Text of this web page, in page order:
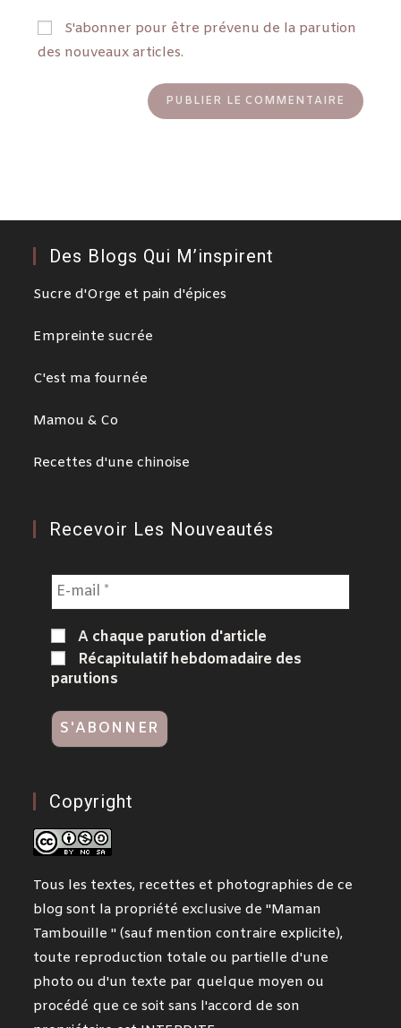
S'abonner pour être prévenu de la parution
des nouveaux articles.
Des Blogs Qui M’inspirent
Sucre d'Orge et pain d'épices
Empreinte sucrée
C'est ma fournée
Mamou & Co
Recettes d'une chinoise
Recevoir Les Nouveautés
A chaque parution d'article
Récapitulatif hebdomadaire des
parutions
Copyright
Tous les textes, recettes et photographies de ce
blog sont la propriété exclusive de "Maman
Tambouille " (sauf mention contraire explicite),
toute reproduction totale ou partielle d'une
photo ou d'un texte par quelque moyen ou
procédé que ce soit sans l'accord de son